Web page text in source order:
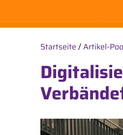
Startseite /Artikel-